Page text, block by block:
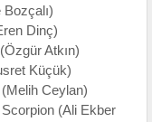
Dinç)
Atkın)
Küçük)
Ceylan)
(Ali Ekber